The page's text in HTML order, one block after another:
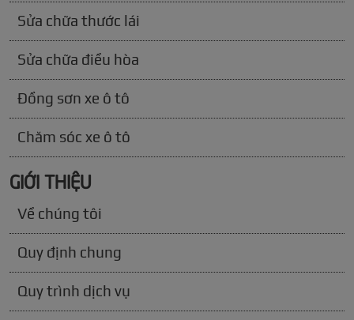
Sửa chữa thước lái
Sửa chữa điều hòa
Đồng sơn xe ô tô
Chăm sóc xe ô tô
GIỚI THIỆU
Về chúng tôi
Quy định chung
Quy trình dịch vụ